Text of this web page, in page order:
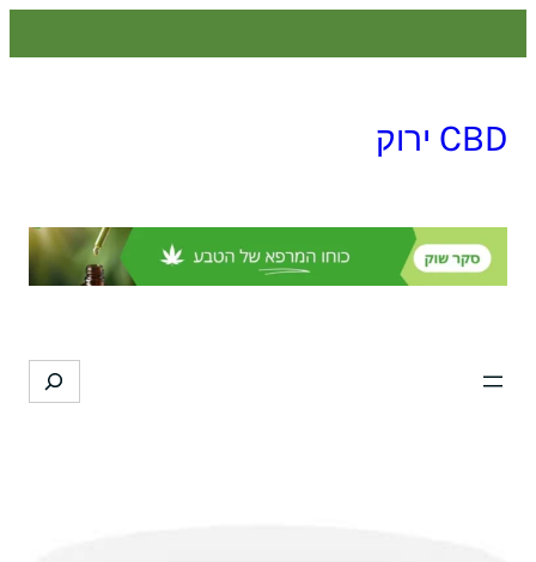
CBD ירוק
Search